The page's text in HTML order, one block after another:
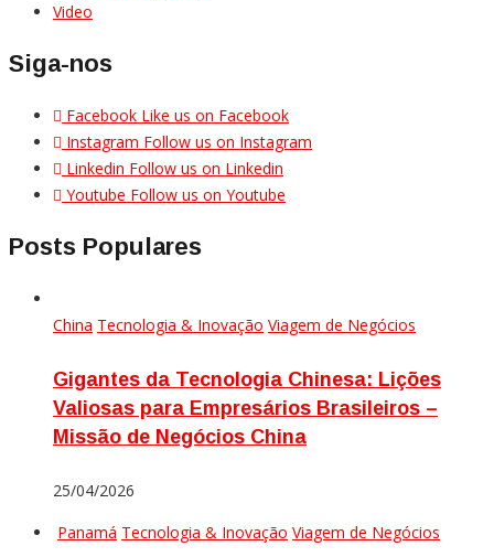
Video
Siga-nos
Facebook Like us on Facebook
Instagram Follow us on Instagram
Linkedin Follow us on Linkedin
Youtube Follow us on Youtube
Posts Populares
China Tecnologia & Inovação Viagem de Negócios
Gigantes da Tecnologia Chinesa: Lições
Valiosas para Empresários Brasileiros –
Missão de Negócios China
25/04/2026
Panamá Tecnologia & Inovação Viagem de Negócios